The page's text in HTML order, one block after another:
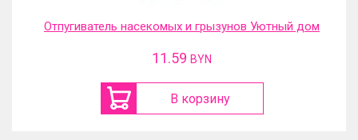
Отпугиватель насекомых и грызунов Уютный дом
11.59 BYN
В корзину